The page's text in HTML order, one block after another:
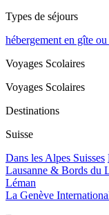
Types de séjours
hébergement en gîte
Voyages Scolaires
Voyages Scolaires
Destinations
Suisse
Dans les Alpes Suisses
Lausanne & Bords du
Léman
La Genève